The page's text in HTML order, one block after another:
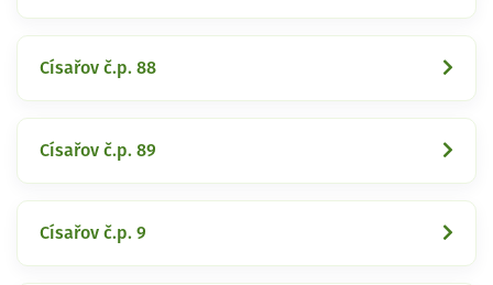
Císařov č.p. 88
Císařov č.p. 89
Císařov č.p. 9